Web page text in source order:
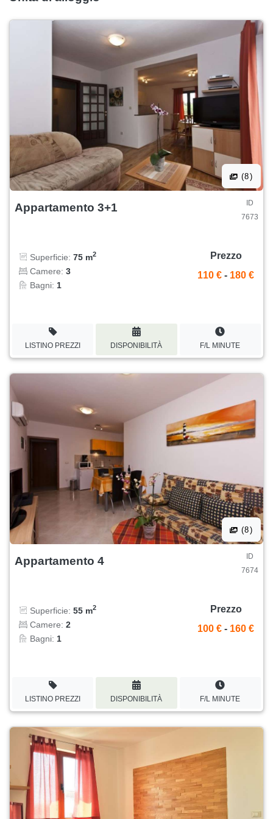
(8)
Appartamento 3+1
ID
7673
Superficie: 75 m2
Camere: 3
Bagni: 1
Prezzo
110 € - 180 €
LISTINO PREZZI DISPONIBILITÀ F/L MINUTE
(8)
Appartamento 4
ID
7674
Superficie: 55 m2
Camere: 2
Bagni: 1
Prezzo
100 € - 160 €
LISTINO PREZZI DISPONIBILITÀ F/L MINUTE